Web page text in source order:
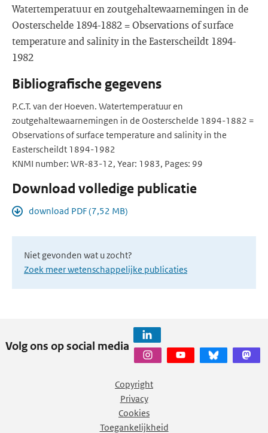
Watertemperatuur en zoutgehaltewaarnemingen in de
Oosterschelde 1894-1882 = Observations of surface
temperature and salinity in the Easterscheildt 1894-
1982
Bibliografische gegevens
P.C.T. van der Hoeven. Watertemperatuur en
zoutgehaltewaarnemingen in de Oosterschelde 1894-1882 =
Observations of surface temperature and salinity in the
Easterscheildt 1894-1982
KNMI number: WR-83-12, Year: 1983, Pages: 99
Download volledige publicatie
download PDF (7,52 MB)
Niet gevonden wat u zocht?
Zoek meer wetenschappelijke publicaties
Volg ons op social media
Copyright
Privacy
Cookies
Toegankelijkheid